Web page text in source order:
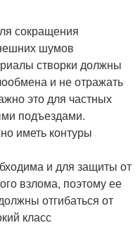
сокращения
шумов
створки должны
и не отражать
это для частных
подъездами.
иметь контуры
и для защиты от
взлома, поэтому ее
отгибаться от
класс